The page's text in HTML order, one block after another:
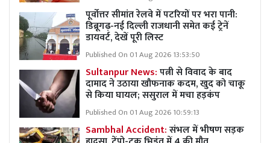
पूर्वोत्तर सीमांत रेलवे में पटरियों पर भरा पानी:
डिब्रूगढ़-नई दिल्ली राजधानी समेत कई ट्रेनें
डायवर्ट, देखें पूरी लिस्ट
Published On 01 Aug 2026 13:53:50
Sultanpur News:पत्नी से विवाद के बाद
दामाद ने उठाया खौफनाक कदम, खुद को चाकू
से किया घायल; ससुराल में मचा हड़कंप
Published On 01 Aug 2026 10:59:13
Sambhal Accident:संभल में भीषण सड़क